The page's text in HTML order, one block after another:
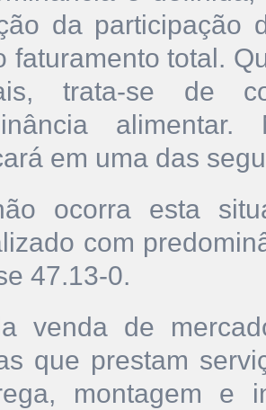
da participação
faturamento total.
trata-se de
em uma das
ocorra esta
com
47.13-0.
venda de
que prestam
montagem e